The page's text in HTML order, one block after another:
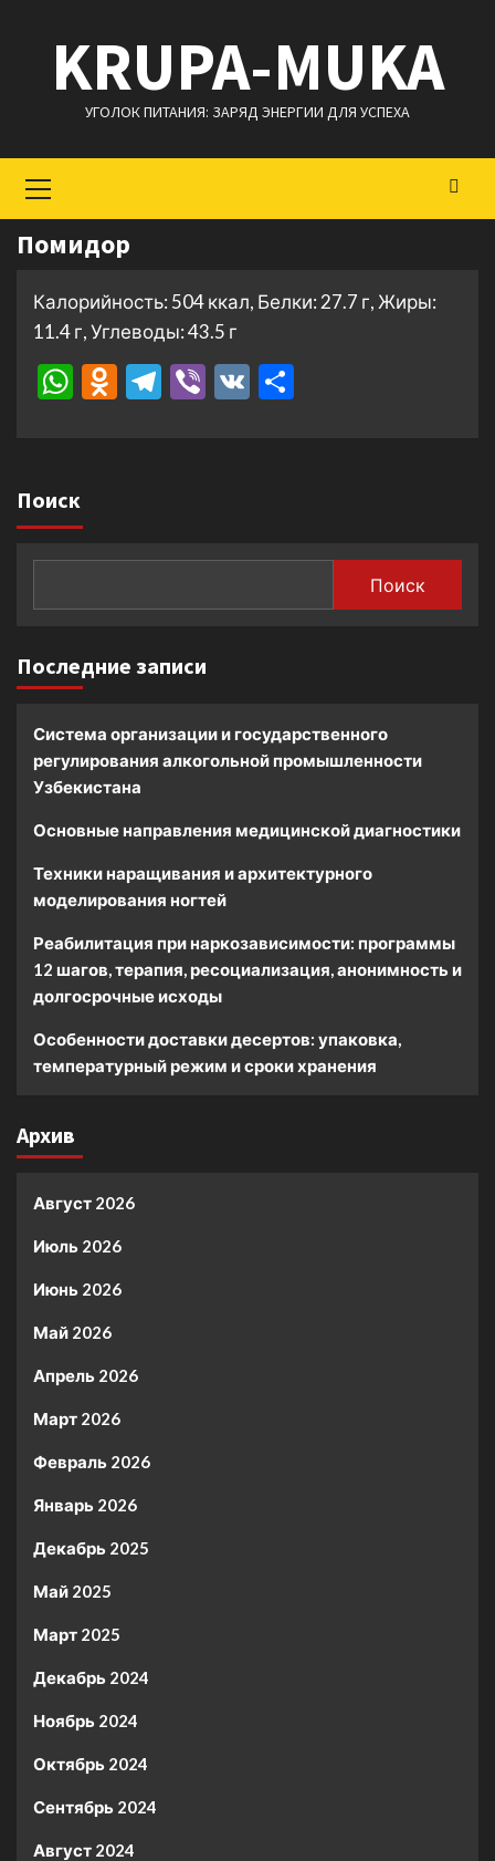
содержимому
KRUPA-MUKA
УГОЛОК ПИТАНИЯ: ЗАРЯД ЭНЕРГИИ ДЛЯ УСПЕХА
меню
Помидор
Калорийность: 504 ккал, Белки: 27.7 г, Жиры:
11.4 г, Углеводы: 43.5 г
WhatsApp
Odnoklassniki
Telegram
Viber
VK
Поиск
Поиск
Последние записи
Система организации и государственного
регулирования алкогольной промышленности
Узбекистана
Основные направления медицинской диагностики
Техники наращивания и архитектурного
моделирования ногтей
Реабилитация при наркозависимости: программы
12 шагов, терапия, ресоциализация, анонимность и
долгосрочные исходы
Особенности доставки десертов: упаковка,
температурный режим и сроки хранения
Архив
Август 2026
Июль 2026
Июнь 2026
Май 2026
Апрель 2026
Март 2026
Февраль 2026
Январь 2026
Декабрь 2025
Май 2025
Март 2025
Декабрь 2024
Ноябрь 2024
Октябрь 2024
Сентябрь 2024
Август 2024